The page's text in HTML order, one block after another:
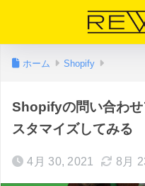
ホーム Shopify
Shopifyの問い合わせ
スタマイズしてみる
4月 30, 2021 8月